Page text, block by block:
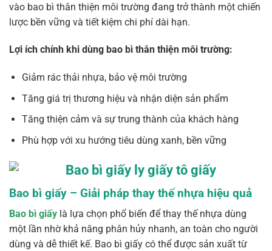
vào bao bì thân thiện môi trường đang trở thành một chiến
lược bền vững và tiết kiệm chi phí dài hạn.
Lợi ích chính khi dùng bao bì thân thiện môi trường:
Giảm rác thải nhựa, bảo vệ môi trường
Tăng giá trị thương hiệu và nhận diện sản phẩm
Tăng thiện cảm và sự trung thành của khách hàng
Phù hợp với xu hướng tiêu dùng xanh, bền vững
Bao bì giấy – Giải pháp thay thế nhựa hiệu quả
Bao bì giấy là lựa chọn phổ biến để thay thế nhựa dùng
một lần nhờ khả năng phân hủy nhanh, an toàn cho người
dùng và dễ thiết kế. Bao bì giấy có thể được sản xuất từ